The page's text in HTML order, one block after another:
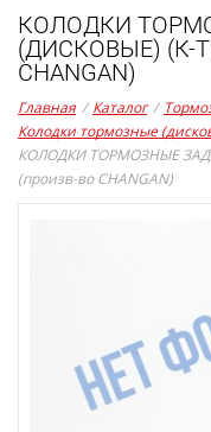
КОЛОДКИ
(ДИСКОВЫЕ) (К-
CHANGAN)
Главная / Каталог /
Колодки тормозные
КОЛОДКИ ТОРМОЗНЫЕ
(произв-во CHANGAN)